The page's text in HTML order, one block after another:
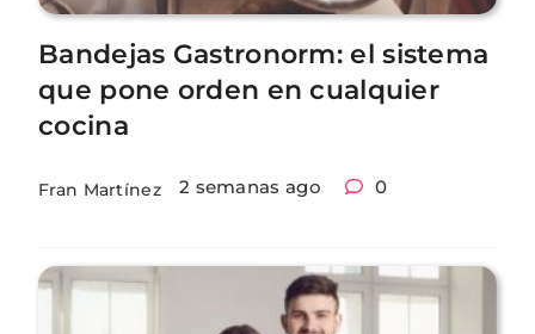
Bandejas Gastronorm: el sistema
que pone orden en cualquier
cocina
Fran Martínez 2 semanas ago 0